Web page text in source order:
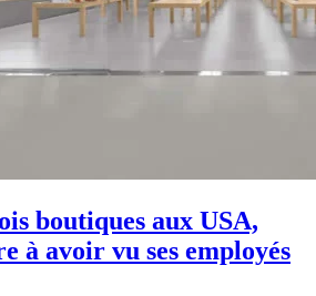
boutiques aux USA,
à avoir vu ses employés